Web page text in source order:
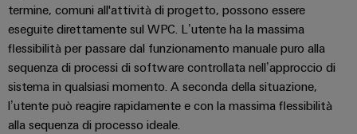
stoccaggio
energetico
(ESS)
Trasmissione
e
distribuzione
Piattaforma
dei
servizi
industriali
easyConnect
termine, comuni all'attività di progetto, possono essere
eseguite direttamente sul WPC. L’utente ha la massima
flessibilità per passare dal funzionamento manuale puro alla
sequenza di processi di software controllata nell’approccio di
sistema in qualsiasi momento. A seconda della situazione,
l’utente può reagire rapidamente e con la massima flessibilità
alla sequenza di processo ideale.